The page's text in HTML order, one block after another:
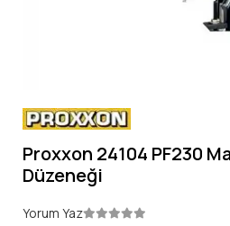
Proxxon 24104 PF230
Düzeneği
Yorum Yaz